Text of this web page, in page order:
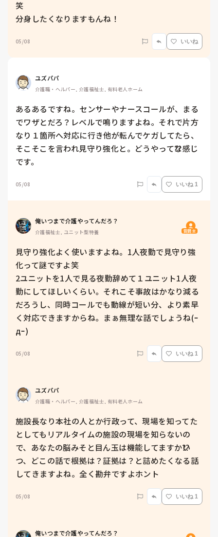
笑
分身したくなりますもんね！
05/08 いいね
ユズパパ
介護職・ヘルパー, 介護福祉士, 有料老人ホーム
あるあるですね。センサーやナースコールが、まる
でワザとだろ？レベルで鳴りますよね。それで片方
なり１箇所へ対応に行き他が転んでケガしてたら、
そこそこを言われ見守り強化と。どうやって⁇な感じ
です。
05/08 いいね 1
俺いつまで介護やってんだろ？
介護福祉士, ユニット型特養 質問主
見守り強化よく使いますよね。1人夜勤で見守り強
化って謎ですよ笑
2ユニットを1人で見る夜勤辞めて１ユニット1人夜
勤にしてほしいくらい。それこそ事故はかなり減る
だろうし、同時コールでも動線が短い分、より素早
く対応できますからね。まぁ無理な話でしょうね(ｰ
дｰ)
05/08 いいね 1
ユズパパ
介護職・ヘルパー, 介護福祉士, 有料老人ホーム
施設長なり本社の人とか行政って、現場を知ってた
としてもリアルタイムの施設の現場を知らないの
で、あなたの脳みそと目ん玉は機能してますか⁇い
つ、どこの話で根拠は？証拠は？と詰めたくなる話
してきますよね。全く勘弁ですよホント
05/08 いいね 1
俺いつまで介護やってんだろ？